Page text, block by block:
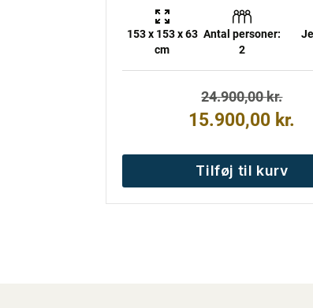
153 x 153 x 63
cm
Antal personer:
2
24.900,00kr.
Den
oprindelige
var:
24.900,00
15.900,00 kr.
Den
aktuelle
er:
15.900,00
Tilføj til kurv